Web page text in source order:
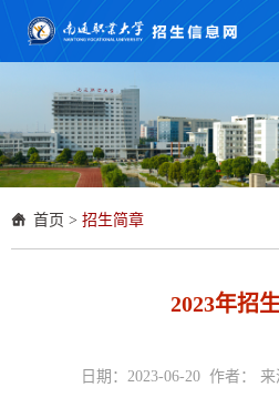
首页 > 招生简章
2023年招
日期：2023-06-20 作者： 来